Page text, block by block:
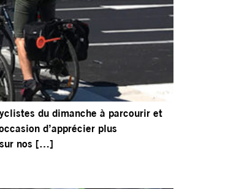
du dimanche à parcourir et
d’apprécier plus
sur nos […]